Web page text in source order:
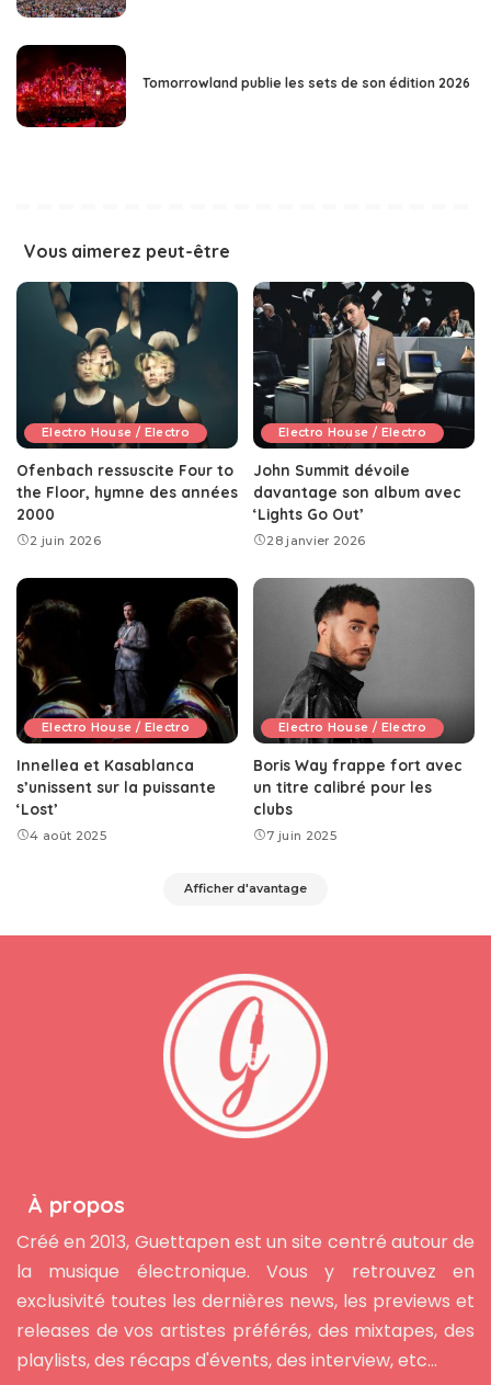
Tomorrowland publie les sets de son édition 2026
Vous aimerez peut-être
Electro House / Electro
Ofenbach ressuscite Four to
the Floor, hymne des années
2000
2 juin 2026
Electro House / Electro
John Summit dévoile
davantage son album avec
‘Lights Go Out’
28 janvier 2026
Electro House / Electro
Innellea et Kasablanca
s’unissent sur la puissante
‘Lost’
4 août 2025
Electro House / Electro
Boris Way frappe fort avec
un titre calibré pour les
clubs
7 juin 2025
Afficher d'avantage
À propos
Créé en 2013, Guettapen est un site centré autour de
la musique électronique. Vous y retrouvez en
exclusivité toutes les dernières news, les previews et
releases de vos artistes préférés, des mixtapes, des
playlists, des récaps d'évents, des interview, etc...